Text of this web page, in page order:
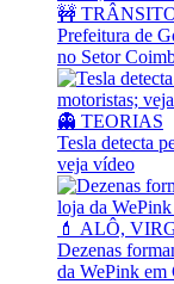
🚧
Prefeitura de
no Setor
👻 TEORIAS
Tesla detecta
veja vídeo
💄 ALÔ,
Dezenas
da WePink em